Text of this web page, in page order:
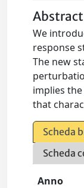
Abstract
We
response
The new
implies
that
Scheda
Scheda
Anno